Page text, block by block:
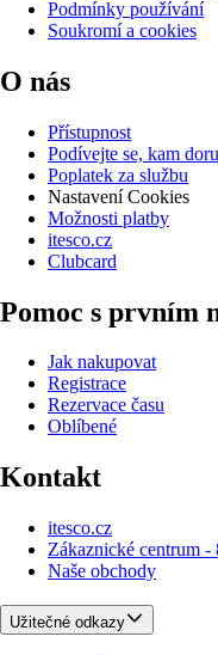
Podmínky používání
Soukromí a cookies
O nás
Přístupnost
Podívejte se, kam
Poplatek za službu
Nastavení Cookies
Možnosti platby
itesco.cz
Clubcard
Pomoc s prvním
Jak nakupovat
Registrace
Rezervace času
Oblíbené
Kontakt
itesco.cz
Zákaznické centrum -
Naše obchody
Užitečné odkazy